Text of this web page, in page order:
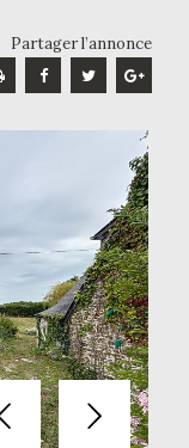
Partager l’annonce